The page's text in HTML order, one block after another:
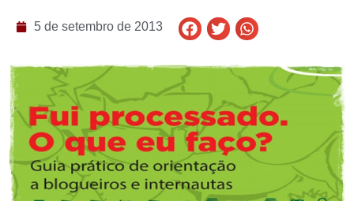
5 de setembro de 2013